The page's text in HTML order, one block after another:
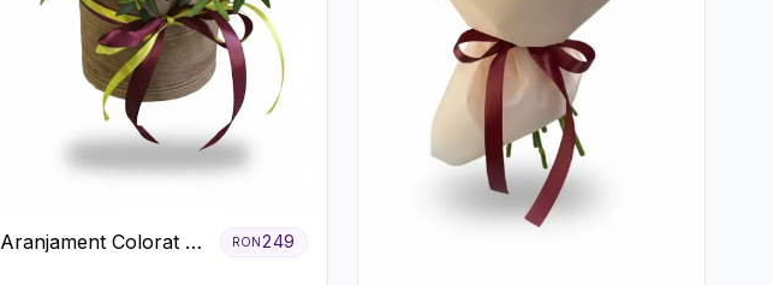
Aranjament Colorat cu
RON249